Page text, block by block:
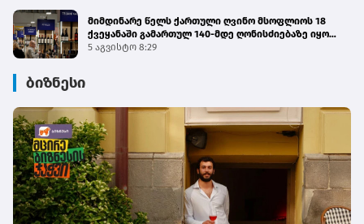
მიმდინარე წელს ქართული ღვინო მსოფლიოს 18
ქვეყანაში გამართულ 140-მდე ღონისძიებაზე იყო
წარმოდგენილი
5 აგვისტო 8:29
ბიზნესი